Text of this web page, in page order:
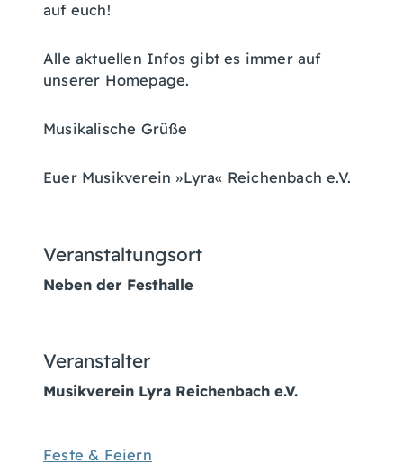
auf euch!
Alle aktuellen Infos gibt es immer auf
unserer Homepage.
Musikalische Grüße
Euer Musikverein »Lyra« Reichenbach e.V.
Veranstaltungsort
Neben der Festhalle
Veranstalter
Musikverein Lyra Reichenbach e.V.
Feste & Feiern